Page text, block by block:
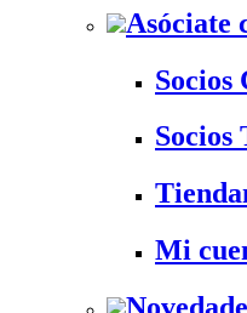
Asóciate
Socios
Socios
Mi